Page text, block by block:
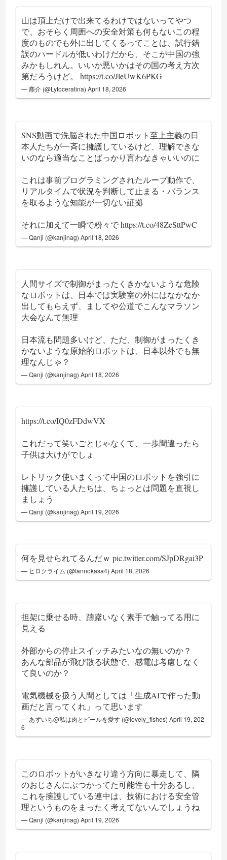
山は頂上だけで出来てるわけではないってやつ
で、おそらく周囲への安全対策も何もないこの程
度のものでも外に出してくるってことは、試行錯
誤のハードルが低いわけだから、そこが中国の強
みかもしれん。いいか悪いかはその国の考え方次
第だろうけど。https://t.co/JleUwK6PKG
— 塵介 (@Lytoceratina)April 18, 2026
SNS動画で洗脳された中国ロボット至上主義の日
本人たちが一斉に擁護しているけど、理解できな
いのなら適当なことばっかり言わなきゃいいのに
これは事前プログラミングされたループ動作で、
リアルタイムで状況を判断して止まる・バランス
を取るような知能が一切ない証拠
それに加えて一瞬で粉々でhttps://t.co/48ZeSttPwC
— Qanji (@kanjinag)April 18, 2026
人間サイズで制御がまったくきかないような危険
なロボットは、日本では実験室の外にはなかなか
出してもらえず、ましてや公道でこんなマラソン
大会なんて無理
日本流も問題多いけど、ただ、制御がまったくき
かないような原始的ロボットは、日本以外でも無
理なんじゃ？
— Qanji (@kanjinag)April 18, 2026
https://t.co/IQ0zFDdwVX
これだって笑いごとじゃなくて、一歩間違ったら
子供は大けがでしょ
レトリック使いまくって中国のロボットを強引に
擁護している人たちは、ちょっとは問題を直視し
ましょう
— Qanji (@kanjinag)April 19, 2026
何を見せられてるんだｗpic.twitter.com/SJpDRgai3P
— ヒロクライム (@tannokasa4)April 18, 2026
担架に乗せる時、躊躇いなく素手で触ってる用に
見える
外部からの停止スイッチみたいなの無いのか？
あんな部品が飛び散る状態で、感電は考慮しなく
て良いのか？
電気機械を扱う人間としては「生成AIで作った動
画だと言ってくれ」って思います
— あずいち@私は肉とビールを愛す (@lovely_fishes)April 19, 202
6
このロボットがいきなり違う方向に暴走して、隣
のおじさんにぶつかってた可能性も十分あるし、
これを擁護している連中は、技術における安全管
理というものをまったく考えてないんでしょうね
— Qanji (@kanjinag)April 19, 2026